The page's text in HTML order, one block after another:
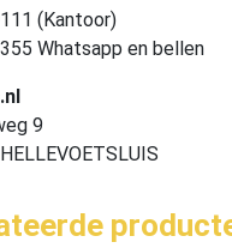
(Kantoor)
Whatsapp en bellen
9